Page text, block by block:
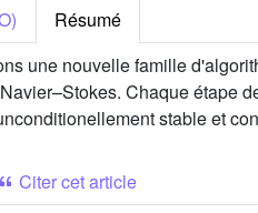
Résumé
une nouvelle famille
Chaque étape
stable et
Citer cet article